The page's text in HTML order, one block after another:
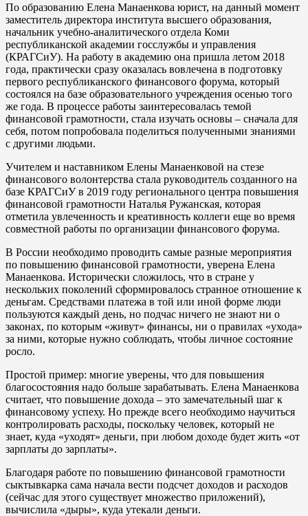
По образованию Елена Манаенкова юрист, на данный момент
заместитель директора института высшего образования,
начальник учебно-аналитического отдела Коми
республиканской академии госслужбы и управления
(КРАГСиУ). На работу в академию она пришла летом 2018
года, практически сразу оказалась вовлечена в подготовку
первого республиканского финансового форума, который
состоялся на базе образовательного учреждения осенью того
же года. В процессе работы заинтересовалась темой
финансовой грамотности, стала изучать основы – сначала для
себя, потом попробовала поделиться полученными знаниями
с другими людьми.
Учителем и наставником Елены Манаенковой на стезе
финансового волонтерства стала руководитель созданного на
базе КРАГСиУ в 2019 году регионального центра повышения
финансовой грамотности Наталья Ружанская, которая
отметила увлеченность и креативность коллеги еще во время
совместной работы по организации финансового форума.
В России необходимо проводить самые разные мероприятия
по повышению финансовой грамотности, уверена Елена
Манаенкова. Исторически сложилось, что в стране у
нескольких поколений сформировалось странное отношение к
деньгам. Средствами платежа в той или иной форме люди
пользуются каждый день, но подчас ничего не знают ни о
законах, по которым «живут» финансы, ни о правилах «ухода»
за ними, которые нужно соблюдать, чтобы личное состояние
росло.
Простой пример: многие уверены, что для повышения
благосостояния надо больше зарабатывать. Елена Манаенкова
считает, что повышение дохода – это замечательный шаг к
финансовому успеху. Но прежде всего необходимо научиться
контролировать расходы, поскольку человек, который не
знает, куда «уходят» деньги, при любом доходе будет жить «от
зарплаты до зарплаты».
Благодаря работе по повышению финансовой грамотности
сыктывкарка сама начала вести подсчет доходов и расходов
(сейчас для этого существует множество приложений),
вычислила «дыры», куда утекали деньги.